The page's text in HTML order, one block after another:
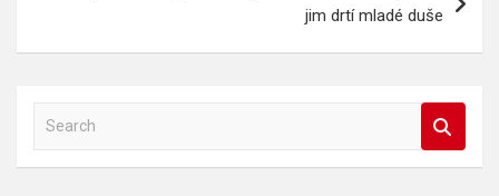
jim drtí mladé duše
a